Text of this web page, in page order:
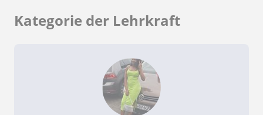
Kategorie der Lehrkraft